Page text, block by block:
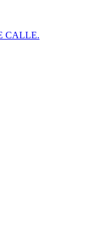
CALLE.